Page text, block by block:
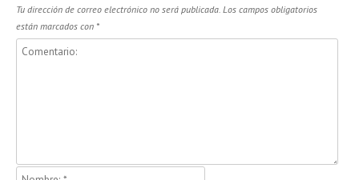
Tu dirección de correo electrónico no será publicada. Los campos obligatorios
están marcados con *